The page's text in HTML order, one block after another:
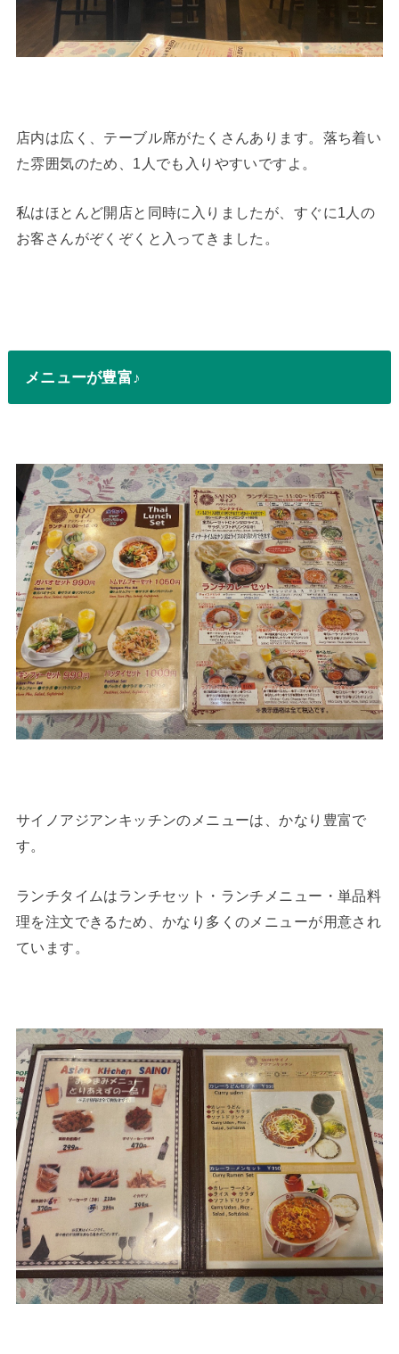
店内は広く、テーブル席がたくさんあります。落ち着い
た雰囲気のため、1人でも入りやすいですよ。
私はほとんど開店と同時に入りましたが、すぐに1人の
お客さんがぞくぞくと入ってきました。
メニューが豊富♪
サイノアジアンキッチンのメニューは、かなり豊富で
す。
ランチタイムはランチセット・ランチメニュー・単品料
理を注文できるため、かなり多くのメニューが用意され
ています。